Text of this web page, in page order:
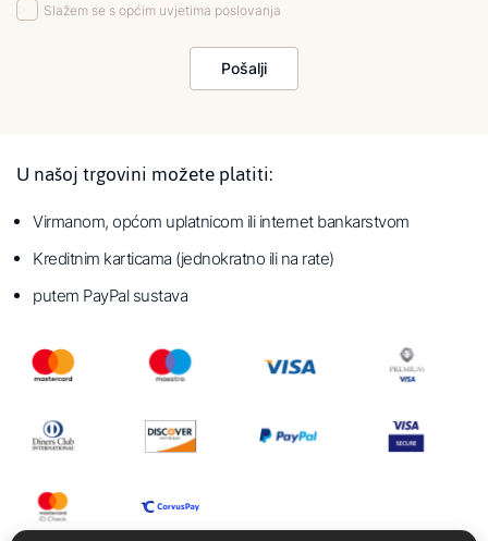
Slažem se s općim uvjetima poslovanja
Pošalji
U našoj trgovini možete platiti:
Virmanom, općom uplatnicom ili internet bankarstvom
Kreditnim karticama (jednokratno ili na rate)
putem PayPal sustava